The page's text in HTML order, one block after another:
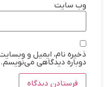
وب‌ سایت
ذخیره نام، ایمیل و
دوباره دیدگاهی می‌نویسم.